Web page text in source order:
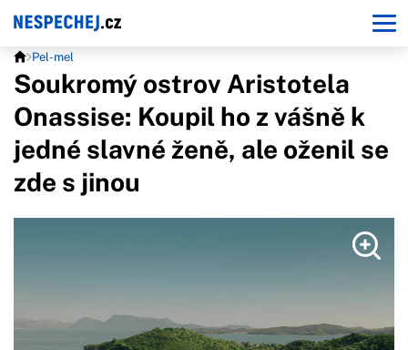
Pel-mel
Soukromý ostrov Aristotela
Onassise: Koupil ho z vášně k
jedné slavné ženě, ale oženil se
zde s jinou